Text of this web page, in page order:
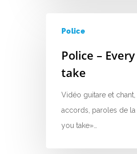
Police
Police –
take
Vidéo guitare et chant,
accords, paroles de
you take»…